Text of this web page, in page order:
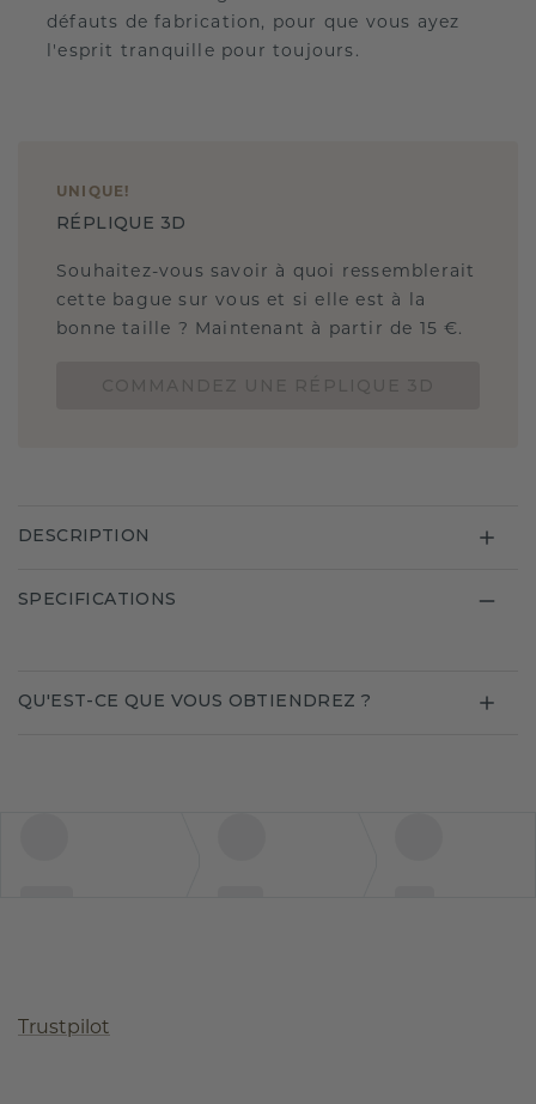
défauts de fabrication, pour que vous ayez
l'esprit tranquille pour toujours.
UNIQUE !
RÉPLIQUE 3D
Souhaitez-vous savoir à quoi ressemblerait
cette bague sur vous et si elle est à la
bonne taille ? Maintenant à partir de 15 €.
DESCRIPTION
SPECIFICATIONS
QU'EST-CE QUE VOUS OBTIENDREZ ?
Trustpilot